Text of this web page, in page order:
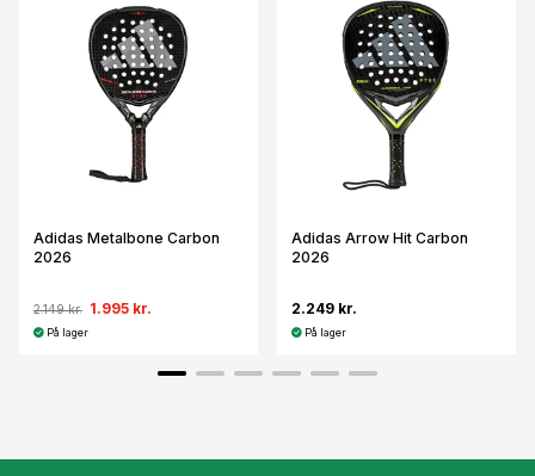
Adidas Metalbone Carbon
2026
2.149 kr. 1.995 kr.
På lager
Adidas Arrow Hit Carbon
2026
2.249 kr.
På lager